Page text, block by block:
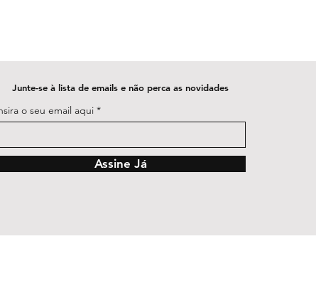
Junte-se à lista de emails e não perca as novidades
o seu email aqui
Assine Já